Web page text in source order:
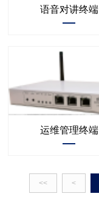
语音对讲终端
运维管理终端
<< <